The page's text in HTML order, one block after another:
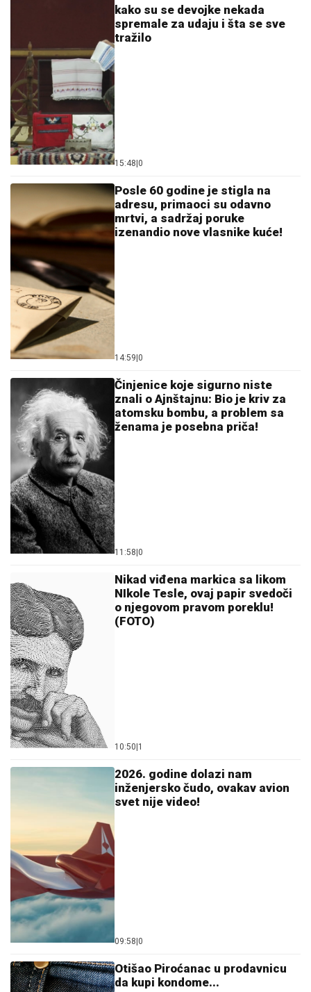
kako su se devojke nekada
spremale za udaju i šta se sve
tražilo
15:48 0
Posle 60 godine je stigla na
adresu, primaoci su odavno
mrtvi, a sadržaj poruke
izenandio nove vlasnike kuće!
14:59 0
Činjenice koje sigurno niste
znali o Ajnštajnu: Bio je kriv za
atomsku bombu, a problem sa
ženama je posebna priča!
11:58 0
Nikad viđena markica sa likom
NIkole Tesle, ovaj papir svedoči
o njegovom pravom poreklu!
(FOTO)
10:50 1
2026. godine dolazi nam
inženjersko čudo, ovakav avion
svet nije video!
09:58 0
Otišao Piroćanac u prodavnicu
da kupi kondome...